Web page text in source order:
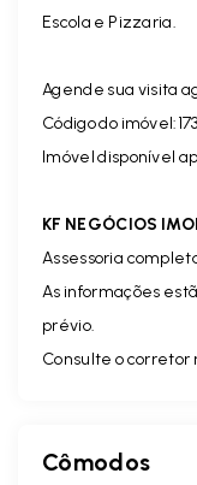
Escola e Pizzaria.
Agende sua visita
Código do
Imóvel disponível
KF NEGÓCIOS
Assessoria
As informações
prévio.
Consulte o corretor
Cômodos